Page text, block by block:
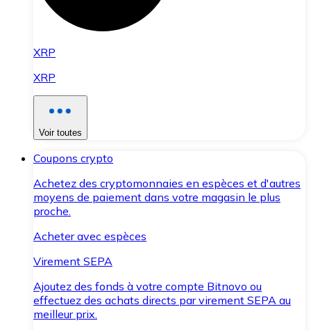
XRP
XRP
Voir toutes
Coupons crypto
Achetez des cryptomonnaies en espèces et d'autres
moyens de paiement dans votre magasin le plus
proche.
Acheter avec espèces
Virement SEPA
Ajoutez des fonds à votre compte Bitnovo ou
effectuez des achats directs par virement SEPA au
meilleur prix.